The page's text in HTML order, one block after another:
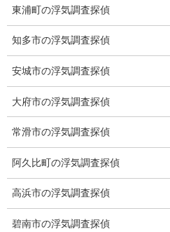
ブログ
次の記事
2021-03-31
東浦町の浮気調査探偵
知多市の浮気調査探偵
安城市の浮気調査探偵
大府市の浮気調査探偵
常滑市の浮気調査探偵
阿久比町の浮気調査探偵
高浜市の浮気調査探偵
碧南市の浮気調査探偵